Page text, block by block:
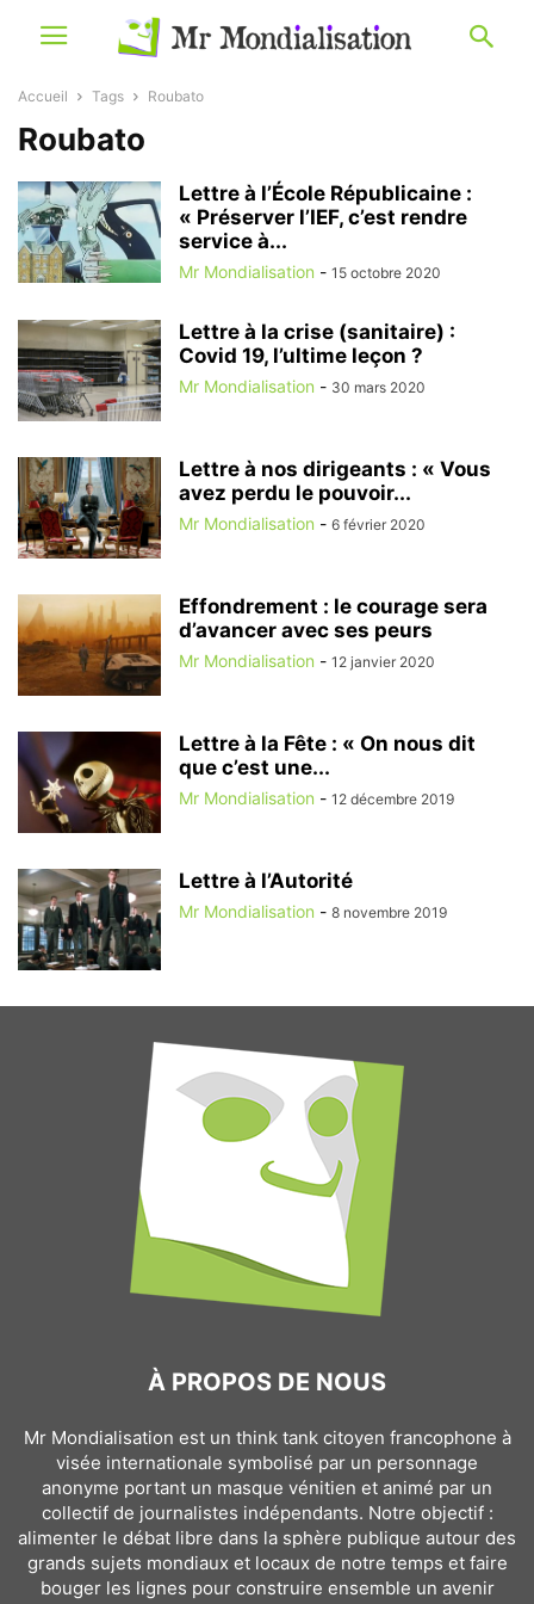
Accueil Tags Roubato
Roubato
Lettre à l’École Républicaine :
« Préserver l’IEF, c’est rendre
service à...
Mr Mondialisation - 15 octobre 2020
Lettre à la crise (sanitaire) :
Covid 19, l’ultime leçon ?
Mr Mondialisation - 30 mars 2020
Lettre à nos dirigeants : « Vous
avez perdu le pouvoir...
Mr Mondialisation - 6 février 2020
Effondrement : le courage sera
d’avancer avec ses peurs
Mr Mondialisation - 12 janvier 2020
Lettre à la Fête : « On nous dit
que c’est une...
Mr Mondialisation - 12 décembre 2019
Lettre à l’Autorité
Mr Mondialisation - 8 novembre 2019
À PROPOS DE NOUS
Mr Mondialisation est un think tank citoyen francophone à
visée internationale symbolisé par un personnage
anonyme portant un masque vénitien et animé par un
collectif de journalistes indépendants. Notre objectif :
alimenter le débat libre dans la sphère publique autour des
grands sujets mondiaux et locaux de notre temps et faire
bouger les lignes pour construire ensemble un avenir